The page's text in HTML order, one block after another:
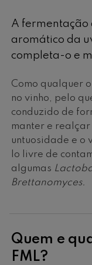
A fermentação
aromático da
completa-o e
Como qualquer
no vinho, pelo
conduzido de
manter e realçar
untuosidade e o
lo livre de
algumas
Brettanomyces.
Quem e
FML?